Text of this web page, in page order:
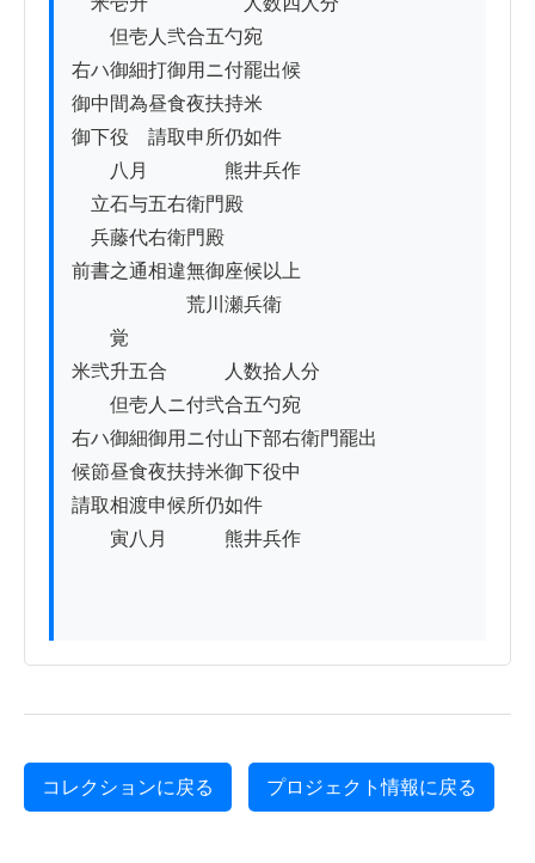
但壱人弐合五勺宛
右ハ御細打御用ニ付罷出候
御中間為昼食夜扶持米
御下役ゟ請取申所仍如件
八月　　　　熊井兵作
立石与五右衛門殿
兵藤代右衛門殿
前書之通相違無御座候以上
荒川瀬兵衛
覚
米弐升五合　　　人数拾人分
但壱人ニ付弐合五勺宛
右ハ御細御用ニ付山下部右衛門罷出
候節昼食夜扶持米御下役中ゟ
請取相渡申候所仍如件
寅八月　　　熊井兵作
コレクションに戻る プロジェクト情報に戻る